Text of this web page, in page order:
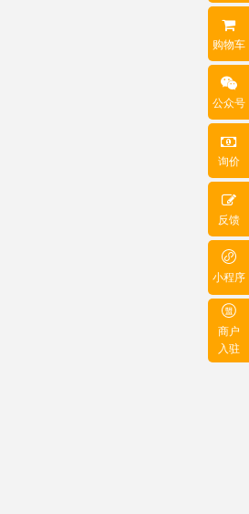
购物车
公众号
询价
反馈
小程序
商户
入驻